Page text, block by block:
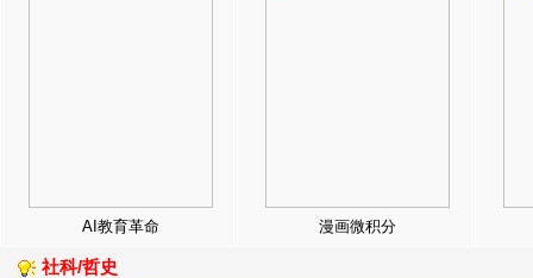
AI教育革命 漫画微积分
社科/哲史